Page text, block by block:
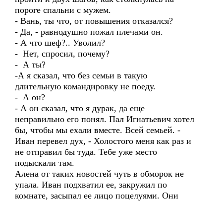
пороге спальни с мужем.
- Вань, ты что, от повышения отказался?
- Да, - равнодушно пожал плечами он.
- А что шеф?.. Уволил?
- Нет, спросил, почему?
- А ты?
-А я сказал, что без семьи в такую
длительную командировку не поеду.
- А он?
- А он сказал, что я дурак, да еще
неправильно его понял. Пал Игнатьевич хотел
бы, чтобы мы ехали вместе. Всей семьей. -
Иван перевел дух, - Холостого меня как раз и
не отправил бы туда. Тебе уже место
подыскали там.
Алена от таких новостей чуть в обморок не
упала. Иван подхватил ее, закружил по
комнате, засыпал ее лицо поцелуями. Они